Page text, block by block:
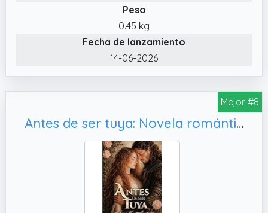
Peso
0.45 kg
Fecha de lanzamiento
14-06-2026
Mejor #8
Antes de ser tuya: Novela romántica histórica en Escocia (Los Cuervos de Perthshire nº 1)